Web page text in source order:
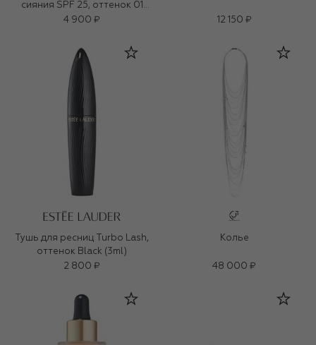
сияния SPF 25, оттенок 01
(40ml)
4 900 ₽ 12 150 ₽
Тушь для ресниц Turbo Lash,
оттенок Black (3ml)
2 800 ₽
Колье
48 000 ₽